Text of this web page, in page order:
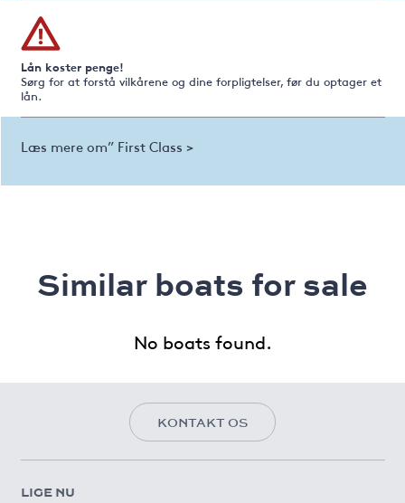
Lån koster penge!
Sørg for at forstå vilkårene og dine forpligtelser, før du optager et
lån.
Læs mere om” First Class >
Similar boats for sale
No boats found.
KONTAKT OS
LIGE NU